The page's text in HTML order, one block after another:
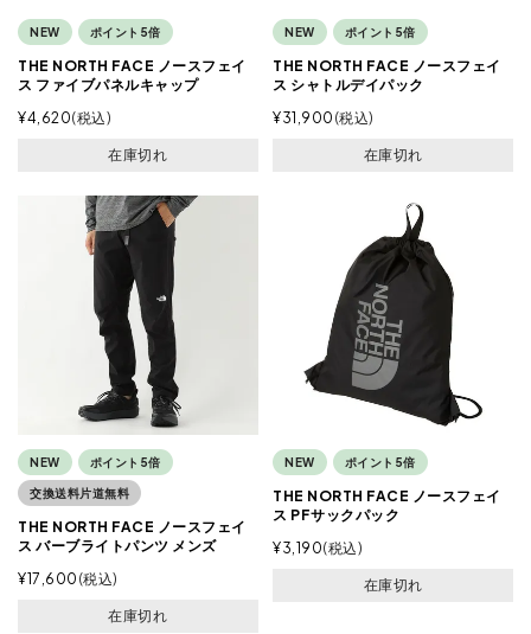
NEW ポイント5倍
THE NORTH FACE ノースフェイ
ス ファイブパネルキャップ
¥4,620 税込
在庫切れ
NEW ポイント5倍
THE NORTH FACE ノースフェイ
ス シャトルデイパック
¥31,900 税込
在庫切れ
NEW ポイント5倍
交換送料片道無料
THE NORTH FACE ノースフェイ
ス バーブライトパンツ メンズ
¥17,600 税込
在庫切れ
NEW ポイント5倍
THE NORTH FACE ノースフェイ
ス PFサックパック
¥3,190 税込
在庫切れ